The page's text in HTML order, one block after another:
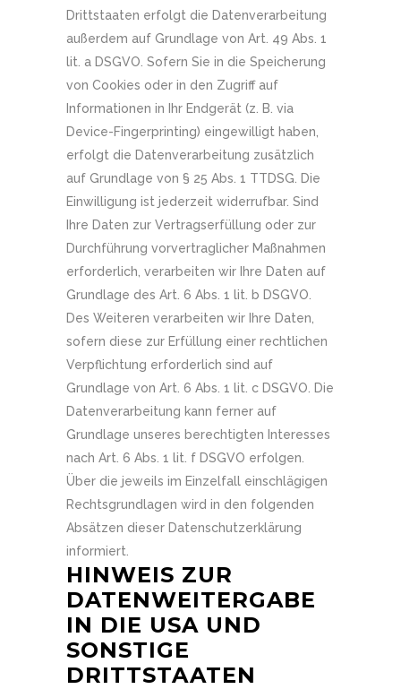
Drittstaaten erfolgt die Datenverarbeitung
außerdem auf Grundlage von Art. 49 Abs. 1
lit. a DSGVO. Sofern Sie in die Speicherung
von Cookies oder in den Zugriff auf
Informationen in Ihr Endgerät (z. B. via
Device-Fingerprinting) eingewilligt haben,
erfolgt die Datenverarbeitung zusätzlich
auf Grundlage von § 25 Abs. 1 TTDSG. Die
Einwilligung ist jederzeit widerrufbar. Sind
Ihre Daten zur Vertragserfüllung oder zur
Durchführung vorvertraglicher Maßnahmen
erforderlich, verarbeiten wir Ihre Daten auf
Grundlage des Art. 6 Abs. 1 lit. b DSGVO.
Des Weiteren verarbeiten wir Ihre Daten,
sofern diese zur Erfüllung einer rechtlichen
Verpflichtung erforderlich sind auf
Grundlage von Art. 6 Abs. 1 lit. c DSGVO. Die
Datenverarbeitung kann ferner auf
Grundlage unseres berechtigten Interesses
nach Art. 6 Abs. 1 lit. f DSGVO erfolgen.
Über die jeweils im Einzelfall einschlägigen
Rechtsgrundlagen wird in den folgenden
Absätzen dieser Datenschutzerklärung
informiert.
HINWEIS ZUR
DATENWEITERGABE
IN DIE USA UND
SONSTIGE
DRITTSTAATEN